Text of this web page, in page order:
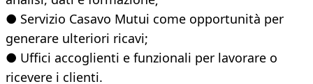
● Servizio Casavo Mutui come opportunità per
generare ulteriori ricavi;
● Uffici accoglienti e funzionali per lavorare o
ricevere i clienti.